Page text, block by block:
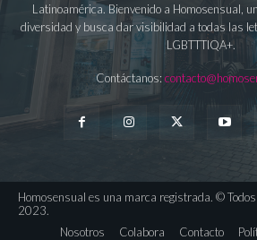
Latinoamérica. Bienvenido a Homosensual,
diversidad y busca dar visibilidad a todas las
LGBTTTIQA+.
Contáctanos:
Homosensual es una marca registrada. ©
2023.
Nosotros
Colabora Contacto